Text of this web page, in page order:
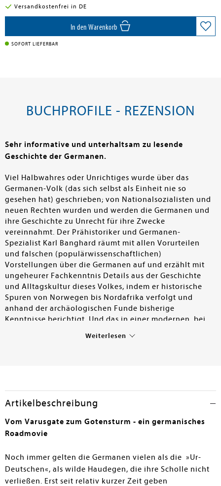
Versandkostenfrei in DE
In den Warenkorb
SOFORT LIEFERBAR
BUCHPROFILE - REZENSION
Sehr informative und unterhaltsam zu lesende
Geschichte der Germanen.
Viel Halbwahres oder Unrichtiges wurde über das
Germanen-Volk (das sich selbst als Einheit nie so
gesehen hat) geschrieben; von Nationalsozialisten und
neuen Rechten wurden und werden die Germanen und
ihre Geschichte zu Unrecht für ihre Zwecke
vereinnahmt. Der Prähistoriker und Germanen-
Spezialist Karl Banghard räumt mit allen Vorurteilen
und falschen (populärwissenschaftlichen)
Vorstellungen über die Germanen auf und erzählt mit
ungeheurer Fachkenntnis Details aus der Geschichte
und Alltagskultur dieses Volkes, indem er historische
Spuren von Norwegen bis Nordafrika verfolgt und
anhand der archäologischen Funde bisherige
Kenntnisse berichtigt. Und das in einer modernen, bei
Dieses Buch eignet sich deshalb auch für jüngere Leser
Günter Bielemeier
Weiterlesen
Artikelbeschreibung
Vom Varusgate zum Gotensturm - ein germanisches
Roadmovie
Noch immer gelten die Germanen vielen als die »Ur-
Deutschen«, als wilde Haudegen, die ihre Scholle nicht
verließen. Erst seit relativ kurzer Zeit geben